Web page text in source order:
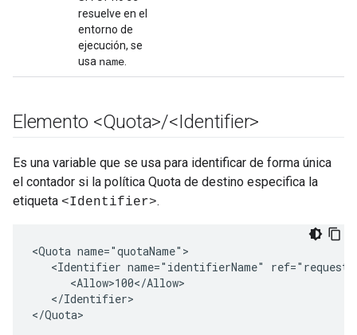
resuelve en el
entorno de
ejecución, se
usa name
Elemento <Quota>/<Identifier>
Es una variable que se usa para identificar de forma única
el contador si la política Quota de destino especifica la
etiqueta <Identifier>.
<Quota name="quotaName">
<Identifier name="identifierName"
      <Allow>100</Allow>
   </Identifier>
</Quota>